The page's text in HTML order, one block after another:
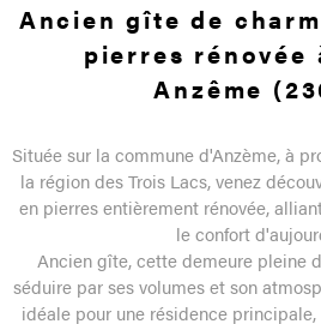
Ancien gîte de
pierres rénovée
Anzême
Située sur la commune d'Anzème, à
la région des Trois Lacs, venez
en pierres entièrement rénovée,
le confort
Ancien gîte, cette demeure pleine
séduire par ses volumes et son
idéale pour une résidence